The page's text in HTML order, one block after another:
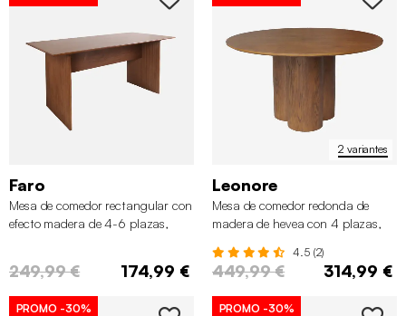
Faro
Mesa de comedor rectangular con
efecto madera de 4-6 plazas,
249,99 € 174,99 €
2 variantes
Leonore
Mesa de comedor redonda de
madera de hevea con 4 plazas,
4.5 (2)
449,99 € 314,99 €
PROMO -30% PROMO -30%